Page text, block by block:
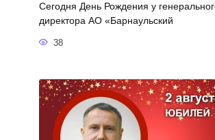
Сегодня День Рождения у
директора АО «Барнаульский
38